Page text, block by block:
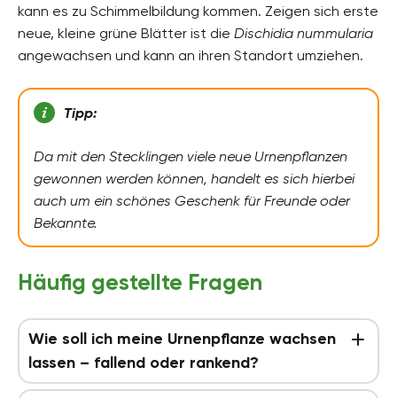
kann es zu Schimmelbildung kommen. Zeigen sich erste
neue, kleine grüne Blätter ist die Dischidia nummularia
angewachsen und kann an ihren Standort umziehen.
Tipp:
Da mit den Stecklingen viele neue Urnenpflanzen
gewonnen werden können, handelt es sich hierbei
auch um ein schönes Geschenk für Freunde oder
Bekannte.
Häufig gestellte Fragen
Wie soll ich meine Urnenpflanze wachsen
lassen – fallend oder rankend?